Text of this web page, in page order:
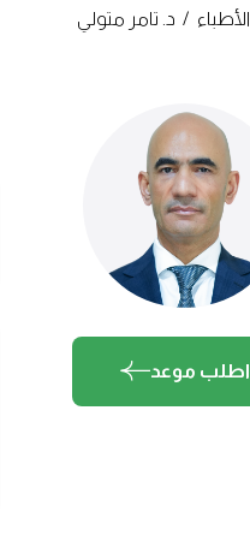
الأطباء / د. تامر متولي​
اطلب موعد